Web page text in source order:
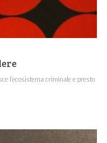
l’ecosistema criminale e presto